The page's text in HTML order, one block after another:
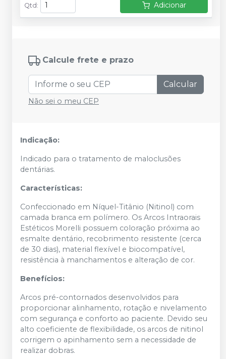
Qtd: Adicionar
Calcule frete e prazo
Calcular
Não sei o meu CEP
Indicação:
Indicado para o tratamento de maloclusões
dentárias.
Características:
Confeccionado em Níquel-Titânio (Nitinol) com
camada branca em polímero. Os Arcos Intraorais
Estéticos Morelli possuem coloração próxima ao
esmalte dentário, recobrimento resistente (cerca
de 30 dias), material flexível e biocompatível,
resistência à manchamentos e alteração de cor.
Benefícios:
Arcos pré-contornados desenvolvidos para
proporcionar alinhamento, rotação e nivelamento
com segurança e conforto ao paciente. Devido seu
alto coeficiente de flexibilidade, os arcos de nitinol
corrigem o apinhamento sem a necessidade de
realizar dobras.